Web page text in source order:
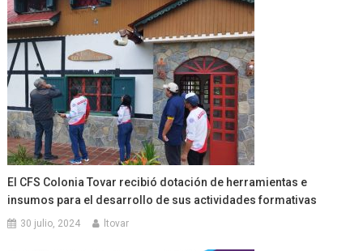
El CFS Colonia Tovar recibió dotación de herramientas e
insumos para el desarrollo de sus actividades formativas
30 julio, 2024 ltovar